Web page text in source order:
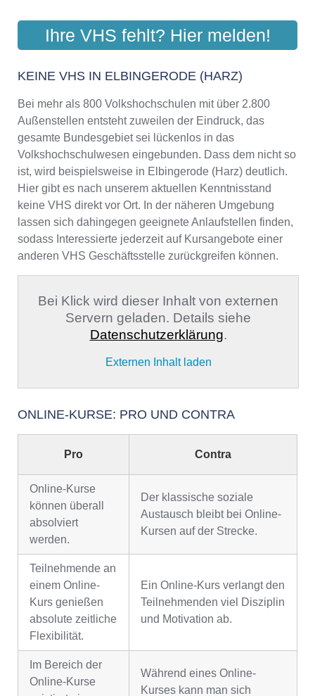
Ihre VHS fehlt? Hier melden!
KEINE VHS IN ELBINGERODE (HARZ)
Bei mehr als 800 Volkshochschulen mit über 2.800
Außenstellen entsteht zuweilen der Eindruck, das
gesamte Bundesgebiet sei lückenlos in das
Volkshochschulwesen eingebunden. Dass dem nicht so
ist, wird beispielsweise in Elbingerode (Harz) deutlich.
Hier gibt es nach unserem aktuellen Kenntnisstand
keine VHS direkt vor Ort. In der näheren Umgebung
lassen sich dahingegen geeignete Anlaufstellen finden,
sodass Interessierte jederzeit auf Kursangebote einer
anderen VHS Geschäftsstelle zurückgreifen können.
Bei Klick wird dieser Inhalt von externen
Servern geladen. Details siehe
Datenschutzerklärung.
Externen Inhalt laden
ONLINE-KURSE: PRO UND CONTRA
Pro Contra
Online-Kurse
können überall
absolviert
werden.
Der klassische soziale
Austausch bleibt bei Online-
Kursen auf der Strecke.
Teilnehmende an
einem Online-
Kurs genießen
absolute zeitliche
Flexibilität.
Ein Online-Kurs verlangt den
Teilnehmenden viel Disziplin
und Motivation ab.
Im Bereich der
Online-Kurse
Während eines Online-
Kurses kann man sich